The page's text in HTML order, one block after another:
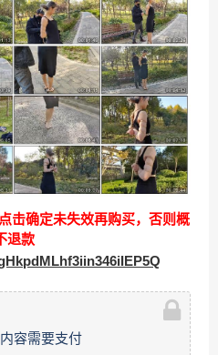
击确定未失效再购买，否则概
退款
容需要支付